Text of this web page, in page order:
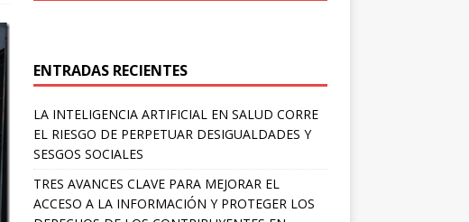
ENTRADAS RECIENTES
LA INTELIGENCIA ARTIFICIAL EN SALUD CORRE
EL RIESGO DE PERPETUAR DESIGUALDADES Y
SESGOS SOCIALES
TRES AVANCES CLAVE PARA MEJORAR EL
ACCESO A LA INFORMACIÓN Y PROTEGER LOS